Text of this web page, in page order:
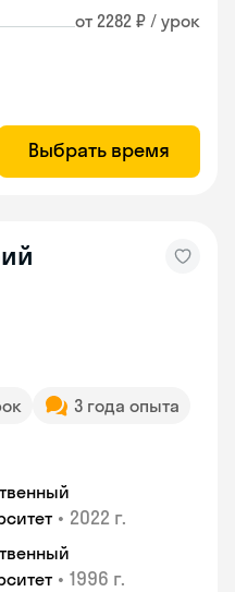
от 2282 ₽ / урок
Выбрать время
3 года опыта
• 2022 г.
• 1996 г.